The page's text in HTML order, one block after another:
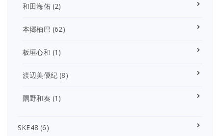
和田海佑(2)
本郷柚巴 (62)
板垣心和 (1)
渡辺美優紀 (8)
隅野和奏 (1)
SKE48 (6)